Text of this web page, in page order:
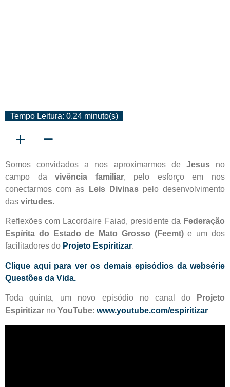
Tempo Leitura: 0.24 minuto(s)
Somos convidados a nos aproximarmos de Jesus no
campo davivência familiar, pelo esforço em nos
conectarmos com as
Leis Divinaspelo desenvolvimento
das virtudes.
Reflexões com Lacordaire Faiad, presidente da Federação
Espírita do Estado de Mato Grosso (Feemt)e um dos
facilitadores do Projeto Espiritizar.
Clique aqui para ver os demais episódios da websérie
Questões da Vida.
Toda quinta, um novo episódio no canal do
Projeto
Espiritizar no YouTube: www.youtube.com/espiritizar